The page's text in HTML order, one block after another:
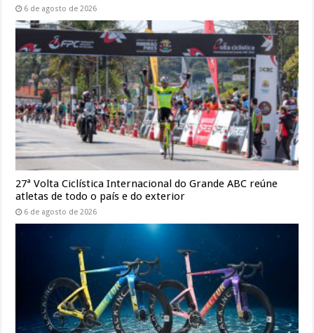
6 de agosto de 2026
27ª Volta Ciclística Internacional do Grande ABC reúne
atletas de todo o país e do exterior
6 de agosto de 2026